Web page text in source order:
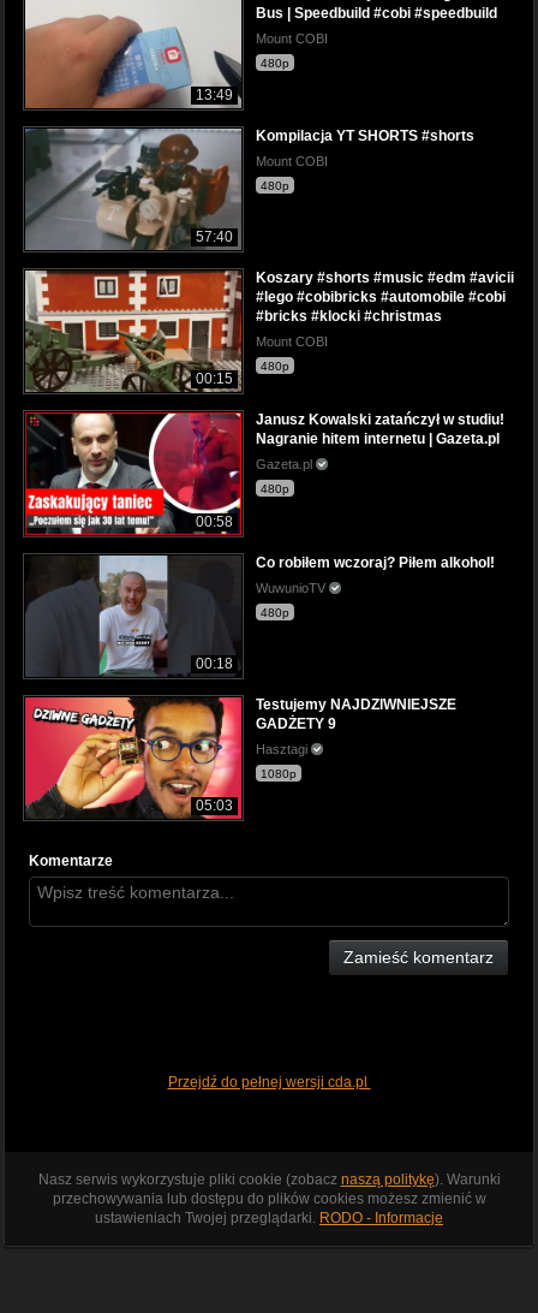
13:49
Bus | Speedbuild #cobi #speedbuild
Mount COBI
480p
57:40
Kompilacja YT SHORTS #shorts
Mount COBI
480p
00:15
Koszary #shorts #music #edm #avicii
#lego #cobibricks #automobile #cobi
#bricks #klocki #christmas
Mount COBI
480p
00:58
Janusz Kowalski zatańczył w studiu!
Nagranie hitem internetu | Gazeta.pl
Gazeta.pl
480p
00:18
Co robiłem wczoraj? Piłem alkohol!
WuwunioTV
480p
05:03
Testujemy NAJDZIWNIEJSZE
GADŻETY 9
Hasztagi
1080p
Komentarze
Zamieść komentarz
Przejdź do pełnej wersji cda.pl
Nasz serwis wykorzystuje pliki cookie (zobacz naszą politykę). Warunki
przechowywania lub dostępu do plików cookies możesz zmienić w
ustawieniach Twojej przeglądarki. RODO - Informacje